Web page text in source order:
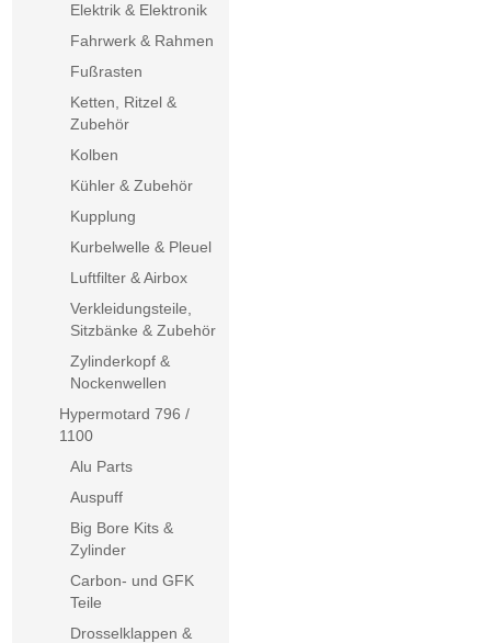
Elektrik & Elektronik
Fahrwerk & Rahmen
Fußrasten
Ketten, Ritzel &
Zubehör
Kolben
Kühler & Zubehör
Kupplung
Kurbelwelle & Pleuel
Luftfilter & Airbox
Verkleidungsteile,
Sitzbänke & Zubehör
Zylinderkopf &
Nockenwellen
Hypermotard 796 /
1100
Alu Parts
Auspuff
Big Bore Kits &
Zylinder
Carbon- und GFK
Teile
Drosselklappen &